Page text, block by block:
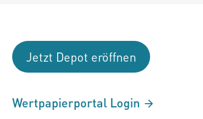
Jetzt Depot eröffnen
Wertpapierportal Login